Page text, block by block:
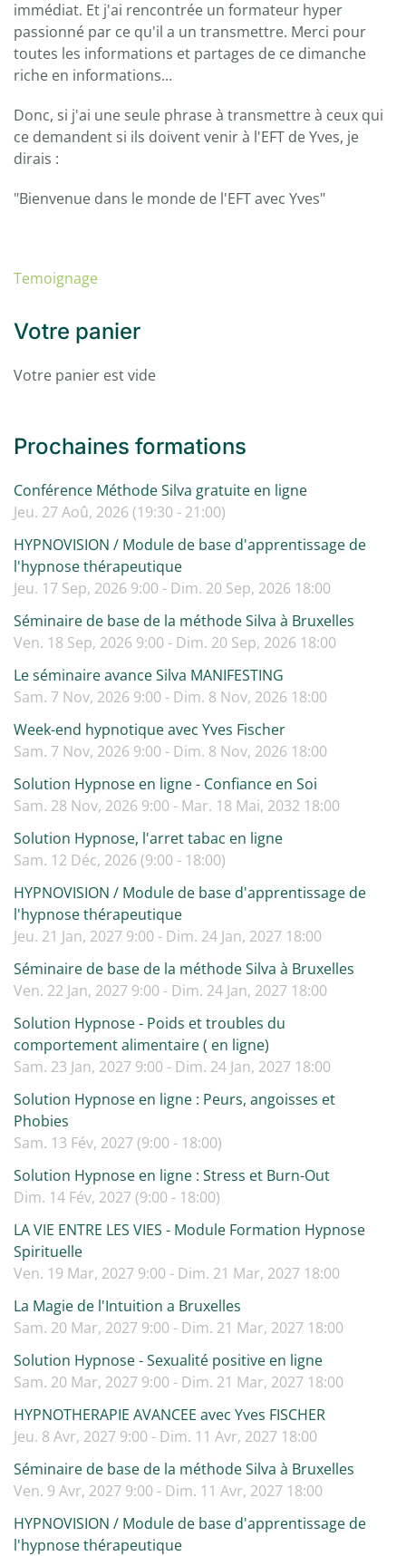
immédiat. Et j'ai rencontrée un formateur hyper
passionné par ce qu'il a un transmettre. Merci pour
toutes les informations et partages de ce dimanche
riche en informations...
Donc, si j'ai une seule phrase à transmettre à ceux qui
ce demandent si ils doivent venir à l'EFT de Yves, je
dirais :
"Bienvenue dans le monde de l'EFT avec Yves"
Temoignage
Votre panier
Votre panier est vide
Prochaines formations
Conférence Méthode Silva gratuite en ligne
Jeu. 27 Aoû, 2026 (19:30 - 21:00)
HYPNOVISION / Module de base d'apprentissage de
l'hypnose thérapeutique
Jeu. 17 Sep, 2026 9:00 - Dim. 20 Sep, 2026 18:00
Séminaire de base de la méthode Silva à Bruxelles
Ven. 18 Sep, 2026 9:00 - Dim. 20 Sep, 2026 18:00
Le séminaire avance Silva MANIFESTING
Sam. 7 Nov, 2026 9:00 - Dim. 8 Nov, 2026 18:00
Week-end hypnotique avec Yves Fischer
Sam. 7 Nov, 2026 9:00 - Dim. 8 Nov, 2026 18:00
Solution Hypnose en ligne - Confiance en Soi
Sam. 28 Nov, 2026 9:00 - Mar. 18 Mai, 2032 18:00
Solution Hypnose, l'arret tabac en ligne
Sam. 12 Déc, 2026 (9:00 - 18:00)
HYPNOVISION / Module de base d'apprentissage de
l'hypnose thérapeutique
Jeu. 21 Jan, 2027 9:00 - Dim. 24 Jan, 2027 18:00
Séminaire de base de la méthode Silva à Bruxelles
Ven. 22 Jan, 2027 9:00 - Dim. 24 Jan, 2027 18:00
Solution Hypnose - Poids et troubles du
comportement alimentaire ( en ligne)
Sam. 23 Jan, 2027 9:00 - Dim. 24 Jan, 2027 18:00
Solution Hypnose en ligne : Peurs, angoisses et
Phobies
Sam. 13 Fév, 2027 (9:00 - 18:00)
Solution Hypnose en ligne : Stress et Burn-Out
Dim. 14 Fév, 2027 (9:00 - 18:00)
LA VIE ENTRE LES VIES - Module Formation Hypnose
Spirituelle
Ven. 19 Mar, 2027 9:00 - Dim. 21 Mar, 2027 18:00
La Magie de l'Intuition a Bruxelles
Sam. 20 Mar, 2027 9:00 - Dim. 21 Mar, 2027 18:00
Solution Hypnose - Sexualité positive en ligne
Sam. 20 Mar, 2027 9:00 - Dim. 21 Mar, 2027 18:00
HYPNOTHERAPIE AVANCEE avec Yves FISCHER
Jeu. 8 Avr, 2027 9:00 - Dim. 11 Avr, 2027 18:00
Séminaire de base de la méthode Silva à Bruxelles
Ven. 9 Avr, 2027 9:00 - Dim. 11 Avr, 2027 18:00
HYPNOVISION / Module de base d'apprentissage de
l'hypnose thérapeutique